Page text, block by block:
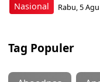
Nasional Rabu, 5
Tag Populer